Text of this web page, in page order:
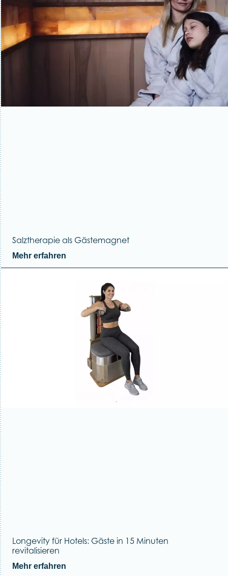
Salztherapie als Gästemagnet
Mehr erfahren
Longevity für Hotels: Gäste in 15 Minuten
revitalisieren
Mehr erfahren